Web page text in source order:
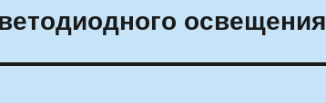
освещения